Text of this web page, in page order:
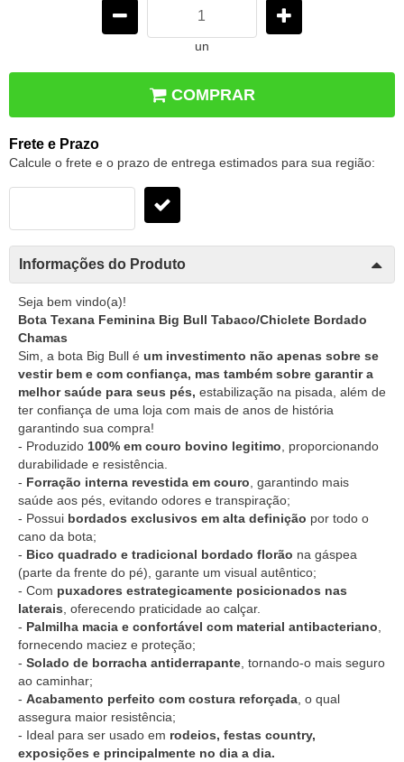
un
COMPRAR
Frete e Prazo
Calcule o frete e o prazo de entrega estimados para sua região:
Informações do Produto
Seja bem vindo(a)!
Bota Texana Feminina Big Bull Tabaco/Chiclete Bordado
Chamas
Sim, a bota Big Bull é um investimento não apenas sobre se
vestir bem e com confiança, mas também sobre garantir a
melhor saúde para seus pés, estabilização na pisada, além de
ter confiança de uma loja com mais de anos de história
garantindo sua compra!
- Produzido 100% em couro bovino legitimo , proporcionando
durabilidade e resistência.
- Forração interna revestida em couro , garantindo mais
saúde aos pés, evitando odores e transpiração;
- Possui bordados exclusivos em alta definição por todo o
cano da bota;
- Bico quadrado e tradicional bordado florão na gáspea
(parte da frente do pé), garante um visual autêntico;
- Com puxadores estrategicamente posicionados nas
laterais , oferecendo praticidade ao calçar.
- Palmilha macia e confortável com material antibacteriano
fornecendo maciez e proteção;
- Solado de borracha antiderrapante , tornando-o mais seguro
ao caminhar;
- Acabamento perfeito com costura reforçada , o qual
assegura maior resistência;
- Ideal para ser usado em rodeios, festas country,
exposições e principalmente no dia a dia.